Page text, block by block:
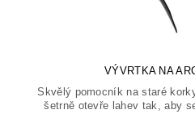
VÝVRTKA NA
Skvělý pomocník na staré
šetrně otevře lahev tak, aby